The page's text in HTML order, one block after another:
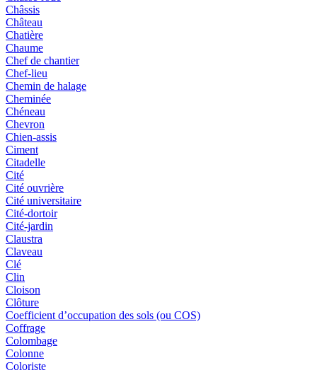
Châssis
Château
Chatière
Chaume
Chef de chantier
Chef-lieu
Chemin de halage
Cheminée
Chéneau
Chevron
Chien-assis
Ciment
Citadelle
Cité
Cité ouvrière
Cité universitaire
Cité-dortoir
Cité-jardin
Claustra
Claveau
Clé
Clin
Cloison
Clôture
Coefficient d’occupation des sols (ou COS)
Coffrage
Colombage
Colonne
Coloriste